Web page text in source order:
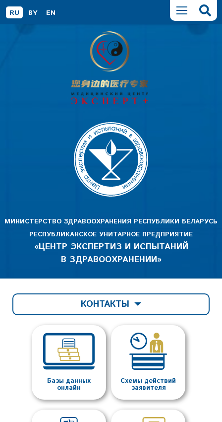
RU BY EN
МИНИСТЕРСТВО ЗДРАВООХРАНЕНИЯ РЕСПУБЛИКИ БЕЛАРУСЬ
РЕСПУБЛИКАНСКОЕ УНИТАРНОЕ ПРЕДПРИЯТИЕ
«ЦЕНТР ЭКСПЕРТИЗ И ИСПЫТАНИЙ
В ЗДРАВООХРАНЕНИИ»
КОНТАКТЫ
Базы данных
онлайн
Схемы действий
заявителя